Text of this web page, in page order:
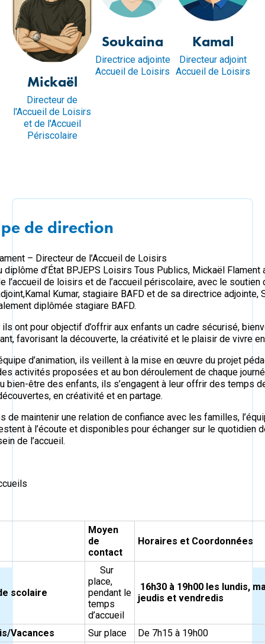
Mickaël
Directeur de
l'Accueil de Loisirs
et de l'Accueil
Périscolaire
Soukaina
Directrice adjointe
Accueil de Loisirs
Kamal
Directeur adjoint
Accueil de Loisirs
de direction
– Directeur de l’Accueil de Loisirs
diplôme d’État BPJEPS Loisirs Tous Publics, Mickaël Flament
l’accueil de loisirs et de l’accueil périscolaire, avec le soutien
Kumar, stagiaire BAFD et de sa directrice adjointe,
diplômée stagiare BAFD.
ils ont pour objectif d’offrir aux enfants un cadre sécurisé,
favorisant la découverte, la créativité et le plaisir de vivre
d’animation, ils veillent à la mise en œuvre du projet
activités proposées et au bon déroulement de chaque
bien-être des enfants, ils s’engagent à leur offrir des temps
en créativité et en partage.
de maintenir une relation de confiance avec les familles,
à l’écoute et disponibles pour échanger sur le quotidien
de l’accueil.
Moyen
de
contact
Horaires et Coordonnées
scolaire
Sur
place,
pendant le
temps
d’accueil
16h30 à 19h00 les lundis,
jeudis et vendredis
Vacances Sur place
De 7h15 à 19h00